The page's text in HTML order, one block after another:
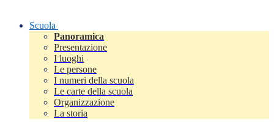
Scuola
Panoramica
Presentazione
I luoghi
Le persone
I numeri della scuola
Le carte della scuola
Organizzazione
La storia